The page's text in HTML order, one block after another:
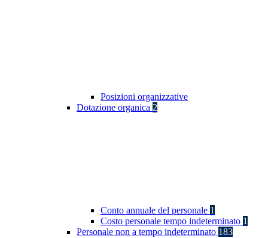
Posizioni organizzative
Dotazione organica 2
Conto annuale del personale 1
Costo personale tempo indeterminato 1
Personale non a tempo indeterminato 183